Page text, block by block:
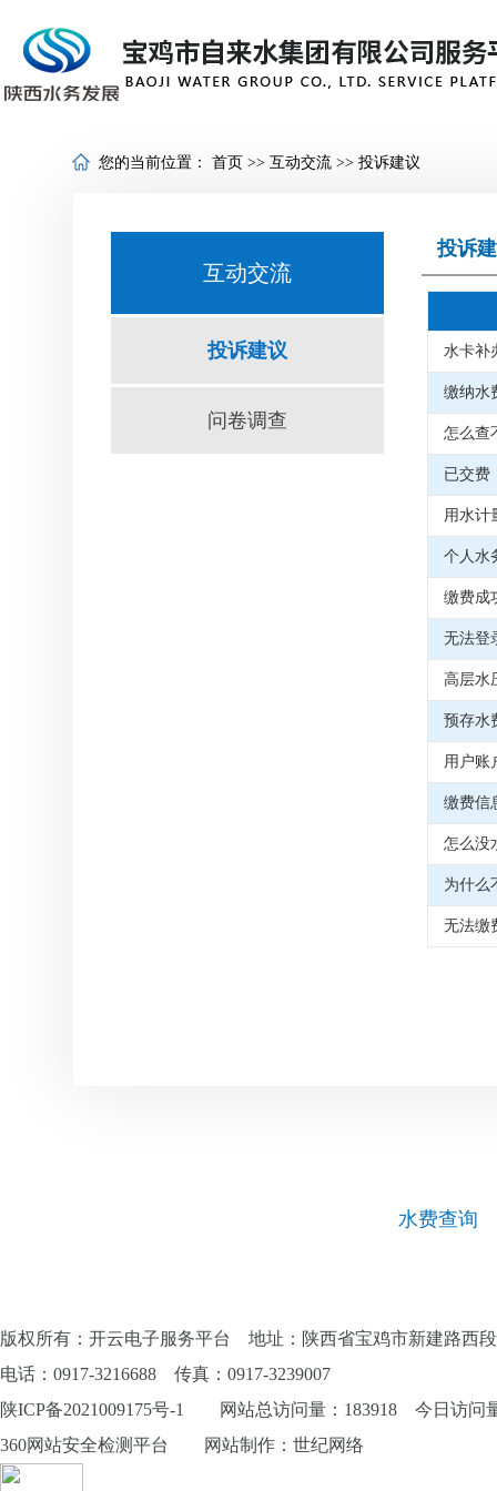
您的当前位置： 首页 >> 互动交流 >> 投诉建议
互动交流
投诉建议
问卷调查
投诉
水卡补
缴纳水
怎么查
已交费
用水计
个人水
缴费成
无法登
高层水
预存水
用户账
缴费信
怎么没
为什么
无法缴
水费查询
版权所有：开云电子服务平台 地址：陕西省宝鸡市新建路西
电话：0917-3216688 传真：0917-3239007
陕ICP备2021009175号-1
网站总访问量：183918 今日访问
360网站安全检测平台
网站制作 ： 世纪网络